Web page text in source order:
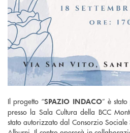
Il progetto “SPAZIO INDACO” è
presso la Sala Cultura della BCC
stato autorizzato dal Consorzio